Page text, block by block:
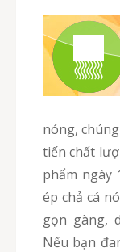
nóng,
tiến chất
phẩm ngày
ép chả cá
gọn gàng,
Nếu bạn